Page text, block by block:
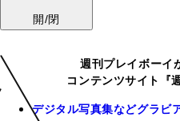
開/閉
週刊プレイボーイ
コンテンツサイト『
デジタル写真集などグラビ